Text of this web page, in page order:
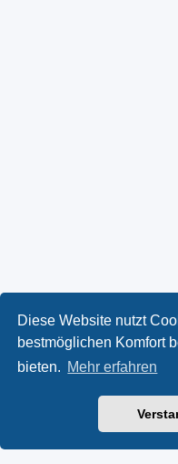
Diese Website nutzt
bestmöglichen Komfort
bieten. Mehr erfahren